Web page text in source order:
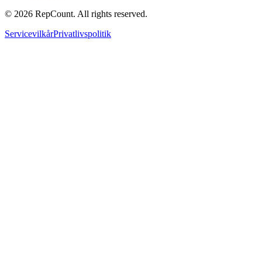
© 2026 RepCount. All rights reserved.
ServicevilkårPrivatlivspolitik